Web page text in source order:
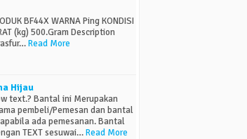
BF44X WARNA Ping KONDISI
(kg) 500.Gram Description
Read More
Hijau
text.? Bantal ini Merupakan
pembeli/Pemesan dan bantal
ada pemesanan. Bantal
TEXT sesuwai…Read More